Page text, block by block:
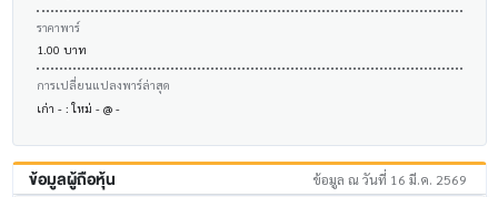
ราคาพาร์
1.00 บาท
การเปลี่ยนแปลงพาร์ล่าสุด
เก่า - : ใหม่ - @ -
ข้อมูลผู้ถือหุ้น ข้อมูล ณ วันที่ 16 มี.ค. 2569